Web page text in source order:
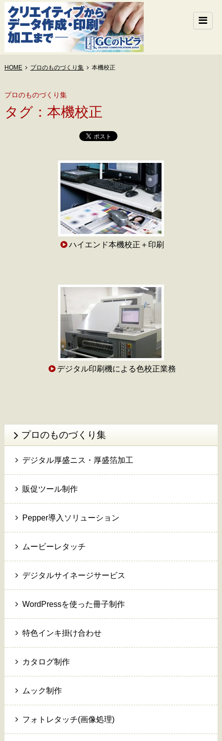
HOME プロのものづくり集 本機校正
プロのものづくり集
タグ：本機校正
ハイエンド本機校正＋印刷
デジタル印刷機による色校正業務
プロのものづくり集
デジタル厚盛ニス・厚盛箔加工
販促ツール制作
Pepper導入ソリューション
ムービーレタッチ
デジタルサイネージサービス
WordPressを使った冊子制作
特色インキ掛け合わせ
カタログ制作
ムック制作
フォトレタッチ(画像処理)